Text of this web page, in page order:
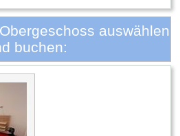
auswählen
buchen: